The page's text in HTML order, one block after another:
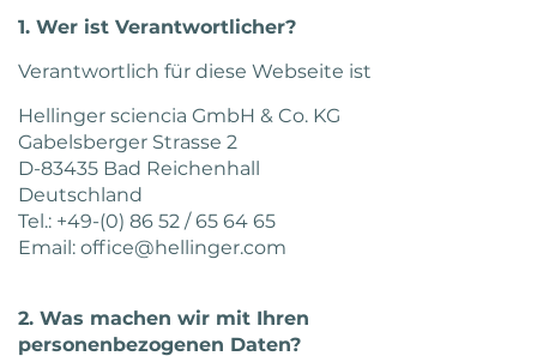
Nutzung der Website zu erstellen.
1. Wer ist Verantwortlicher?
Verantwortlich für diese Webseite ist
Hellinger sciencia GmbH & Co. KG
Gabelsberger Strasse 2
D-83435 Bad Reichenhall
Deutschland
Tel.: +49-(0) 86 52 / 65 64 65
Email: office@hellinger.com
2. Was machen wir mit Ihren
personenbezogenen Daten?